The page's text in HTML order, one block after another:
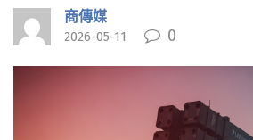
商傳媒
2026-05-11 0